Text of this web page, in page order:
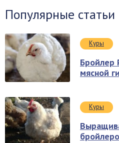
Популярные статьи
Куры
Бройлер
мясной
Куры